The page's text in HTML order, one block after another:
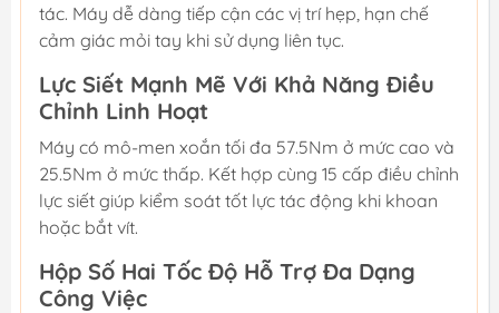
tác. Máy dễ dàng tiếp cận các vị trí hẹp, hạn chế
cảm giác mỏi tay khi sử dụng liên tục.
Lực Siết Mạnh Mẽ Với Khả Năng Điều
Chỉnh Linh Hoạt
Máy có mô-men xoắn tối đa 57.5Nm ở mức cao và
25.5Nm ở mức thấp. Kết hợp cùng 15 cấp điều chỉnh
lực siết giúp kiểm soát tốt lực tác động khi khoan
hoặc bắt vít.
Hộp Số Hai Tốc Độ Hỗ Trợ Đa Dạng
Công Việc